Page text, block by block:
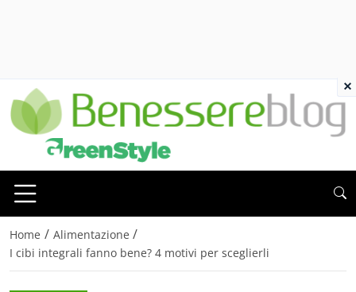
Home / Alimentazione /
I cibi integrali fanno bene? 4 motivi per sceglierli
×